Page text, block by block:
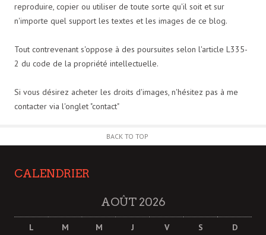
reproduire, copier ou utiliser de toute sorte qu'il soit et sur
n'importe quel support les textes et les images de ce blog.
Tout contrevenant s'oppose à des poursuites selon l'article L335-
2 du code de la propriété intellectuelle.
Si vous désirez acheter les droits d'images, n'hésitez pas à me
contacter via l'onglet "contact"
BACK TO TOP
CALENDRIER
AOÛT 2026
L M M J V S D